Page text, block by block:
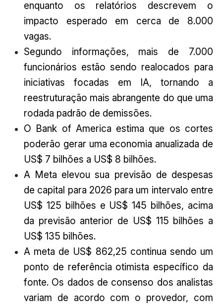
enquanto os relatórios descrevem o
impacto esperado em cerca de 8.000
vagas.
Segundo informações, mais de 7.000
funcionários estão sendo realocados para
iniciativas focadas em IA, tornando a
reestruturação mais abrangente do que uma
rodada padrão de demissões.
O Bank of America estima que os cortes
poderão gerar uma economia anualizada de
US$ 7 bilhões a US$ 8 bilhões.
A Meta elevou sua previsão de despesas
de capital para 2026 para um intervalo entre
US$ 125 bilhões e US$ 145 bilhões, acima
da previsão anterior de US$ 115 bilhões a
US$ 135 bilhões.
A meta de US$ 862,25 continua sendo um
ponto de referência otimista específico da
fonte. Os dados de consenso dos analistas
variam de acordo com o provedor, com